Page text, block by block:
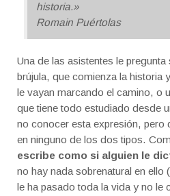
historia.»
Romain Puértolas
Una de las asistentes le
brújula, que comienza la historia
le vayan marcando el camino, o
que tiene todo estudiado desde
no conocer esta expresión, pero
en ninguno de los dos tipos.
escribe como si alguien le
no hay nada sobrenatural en ello
le ha pasado toda la vida y no le